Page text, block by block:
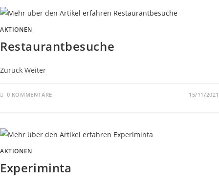
AKTIONEN
Restaurantbesuche
Zurück Weiter
0 KOMMENTARE 15/11/2021
AKTIONEN
Experiminta